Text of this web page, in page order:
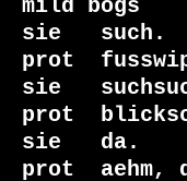
mild bogs
sie   such.
prot
sie
prot
sie   da.
prot